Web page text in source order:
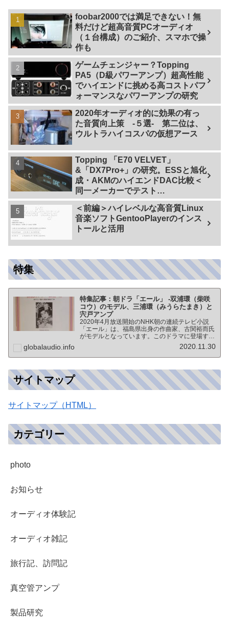
foobar2000では満足できない！無
料だけど超高音質PCオーディオ
（１台構成）のご紹介、スマホで操
作も
ゲームチェンジャー？Topping
PA5（D級パワーアンプ）超高性能
でハイエンドに挑める高コストパフ
ォーマンスなパワーアンプの研究
2020年オーディオ的に効果の有っ
た音質向上策 -５選- 第二位は、
ウルトラハイコスパの仮想アース
Topping 「E70 VELVET」
&「DX7Pro+」の研究。ESSと旭化
成・AKMのハイエンドDAC比較＜
同一メーカーでテスト
【ES9038PRO Vs AK4499EX】＞
＜前編＞ハイレベルな高音質Linux
音楽ソフトGentooPlayerのインス
トールと活用
特集
特集記事：朝ドラ「エール」 -双浦環（柴咲
コウ）のモデル、三浦環（みうらたまき）と
宍戸アンプ
2020年4月放送開始のNHK朝の連続テレビ小説
「エール」は、福島県出身の作曲家、古関裕而氏
がモデルとなっています。このドラマに登場する
戦前の声楽家、三浦環さんと、本サイトにも登場
する宍戸公一氏のアンプ（著書「送信管によるシ
ングルアンプ製作…
globalaudio.info 2020.11.30
サイトマップ
サイトマップ（HTML）
カテゴリー
photo
お知らせ
オーディオ体験記
オーディオ雑記
旅行記、訪問記
真空管アンプ
製品研究